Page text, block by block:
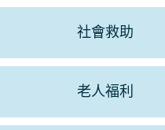
社會救助
老人福利